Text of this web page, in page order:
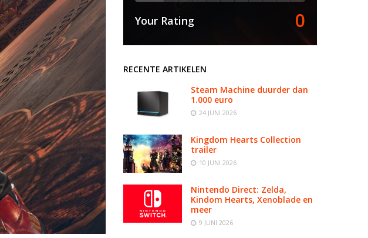
Your Rating 0
RECENTE ARTIKELEN
Steam Machine duurder dan
1.000 euro
24 JUNI 2026
Kingdom Hearts Collection
trailer
10 JUNI 2026
Nintendo Direct: Zelda,
Kindom Hearts, Xenoblade en
meer
9 JUNI 2026